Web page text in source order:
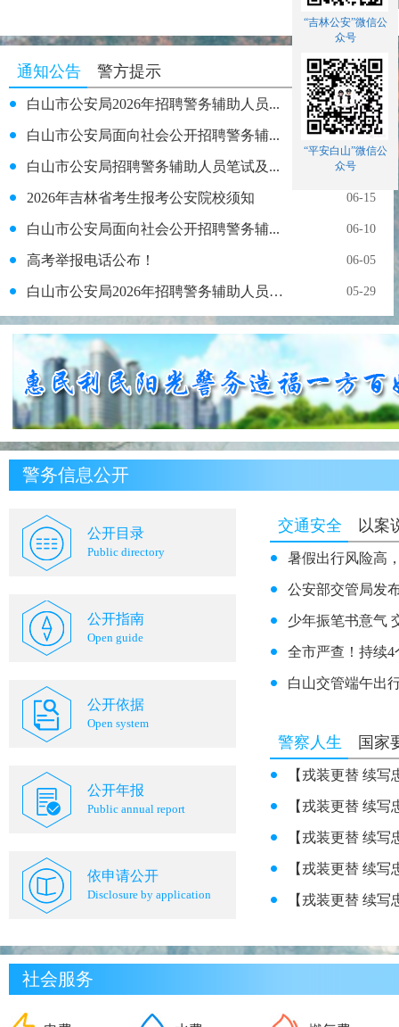
通知公告 警方提示
白山市公安局2026年招聘警务辅助人员... 07-30
白山市公安局面向社会公开招聘警务辅... 07-16
白山市公安局招聘警务辅助人员笔试及... 06-25
2026年吉林省考生报考公安院校须知 06-15
白山市公安局面向社会公开招聘警务辅... 06-10
高考举报电话公布！ 06-05
白山市公安局2026年招聘警务辅助人员公告 05-29
警务信息公开
公开目录
Public directory
公开指南
Open guide
公开依据
Open system
公开年报
Public annual report
依申请公开
Disclosure by application
交通安全 以案
暑假出行风险高
公安部交管局发
少年振笔书意气
白山交管端午出
警察人生 国家
【戎装更替 续
【戎装更替 续
【戎装更替 续
【戎装更替 续写
社会服务
“吉林公安”微信公
众号
“平安白山”微信公
众号